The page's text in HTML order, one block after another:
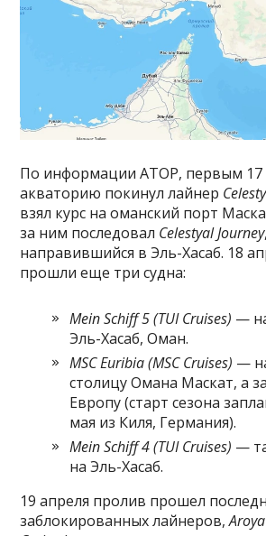
По информации АТОР, первым 17
акваторию покинул лайнер
взял курс на оманский порт
за ним последовал Celestyal Journey,
направившийся в Эль-Хасаб. 18
прошли еще три судна:
Mein Schiff 5 (TUI Cruises) —
Эль-Хасаб, Оман.
MSC Euribia (MSC Cruises) —
столицу Омана Маскат, а
Европу (старт сезона
мая из Киля, Германия).
Mein Schiff 4 (TUI Cruises) —
на Эль-Хасаб.
19 апреля пролив прошел
заблокированных лайнеров,